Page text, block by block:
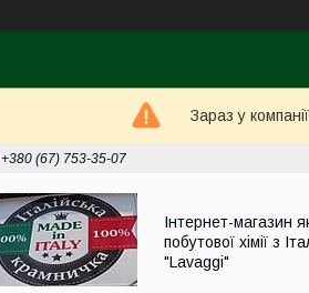
Зараз у
+380 (67) 753-35-07
Інтернет-магазин
побутової хімії з
"Lavaggi"